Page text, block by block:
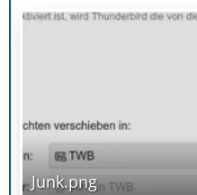
Junk.png